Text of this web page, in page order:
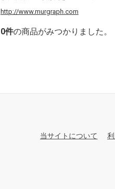
http://www.murgraph.com
0件の商品がみつかりました。
当サイトについて